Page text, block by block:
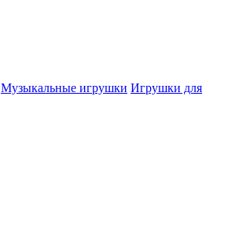
Музыкальные игрушки Игрушки для